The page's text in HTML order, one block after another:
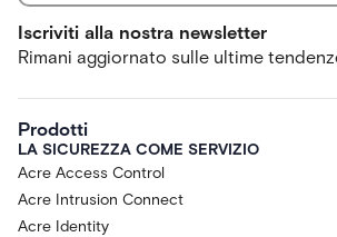
Iscriviti alla nostra newsletter
Rimani aggiornato sulle ultime
Prodotti
LA SICUREZZA COME SERVIZIO
Acre Access Control
Acre Intrusion Connect
Acre Identity